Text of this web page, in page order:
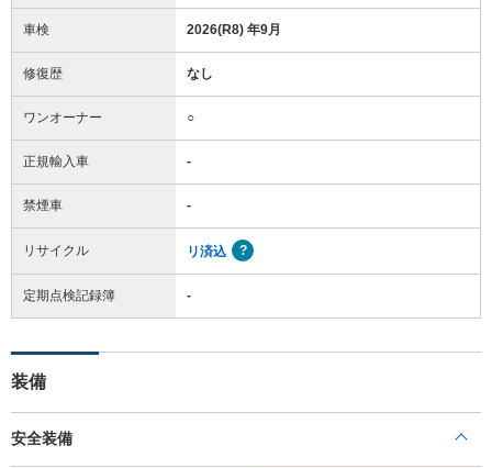
車検 2026(R8) 年9月
修復歴 なし
ワンオーナー ○
正規輸入車 -
禁煙車 -
リサイクル リ済込
定期点検記録簿 -
装備
安全装備